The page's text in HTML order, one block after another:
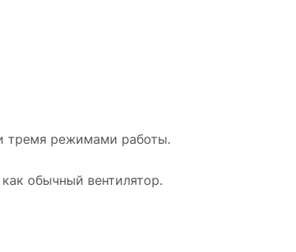
тремя режимами работы.
обычный вентилятор.